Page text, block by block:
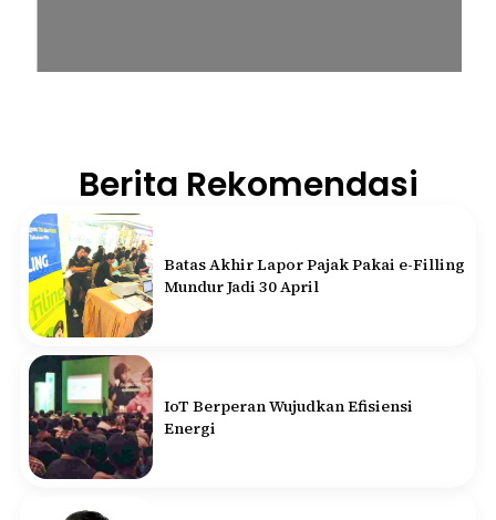
Berita Rekomendasi
Batas Akhir Lapor Pajak Pakai e-Filling
Mundur Jadi 30 April
IoT Berperan Wujudkan Efisiensi
Energi